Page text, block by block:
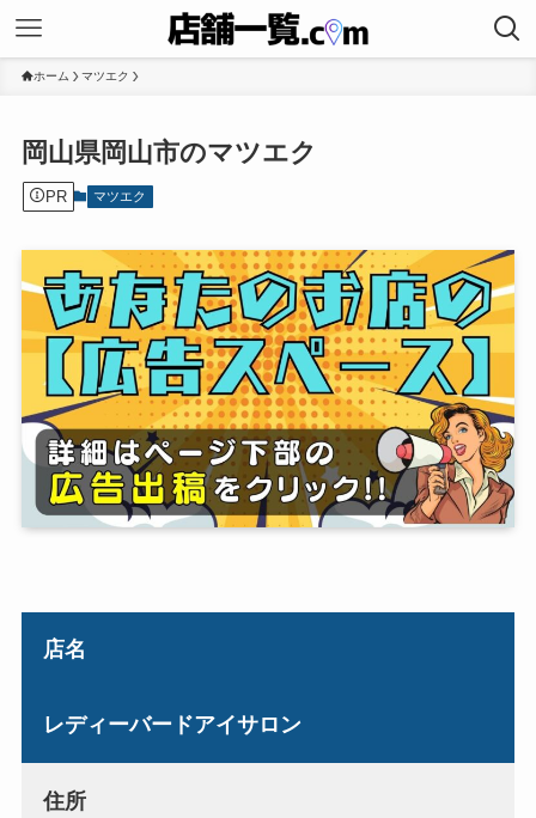
ホーム マツエク
岡山県岡山市のマツエク
PR マツエク
店名
レディーバードアイサロン
住所